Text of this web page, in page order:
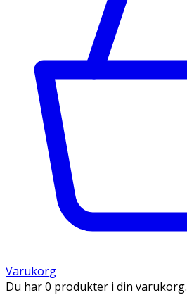
Varukorg
Du har 0 produkter i din varukorg.